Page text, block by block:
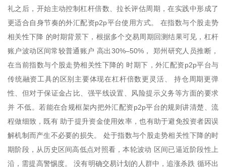
礼之后，开始主动控制杠杆倍数、拉长评估周期，在实践中形成了
更适合自身节奏的外汇配资p2p平台使用方式。 在指数与个股走势
相关性下降 的时期背景下，根据多个交易周期回测结果可见，杠杆
账户波动区间常较普通账户 高出30%–50%， 郑州研究人员推断，
在当前指数与个股走势相关性下降的 时期下，外汇配资p2p平台与
传统融资工具的区别主要体现在杠杆倍数更灵活、 持仓周期更弹
性、但对于保证金占比、强平线设置、风险提示义务等方面的要求
并 不低。若能在合规框架内把外汇配资p2p平台的规则讲清楚、流
程做细致，既有 助于提升资金使用效率，也有助于避免投资者因误
解机制而产生不必要的损失。 处于指数与个股走势相关性下降的时
期阶段，从历史区间高低点对照看，本轮波动 区间已逼近阶段性上
沿，需提高警惕度。 没有明确交易计划的人群中，追涨杀跌 循环出